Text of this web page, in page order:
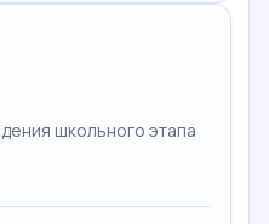
школьного этапа